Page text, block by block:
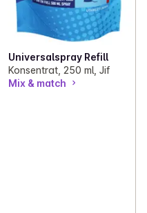
Universalspray Refill
Konsentrat, 250 ml, Jif
Mix & match